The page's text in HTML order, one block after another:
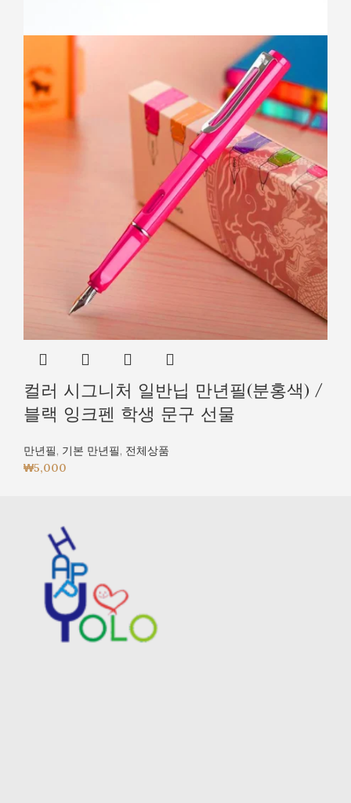
컬러 시그니처 일반닙 만년필(분홍색) /
블랙 잉크펜 학생 문구 선물
만년필, 기본 만년필, 전체상품
₩5,000